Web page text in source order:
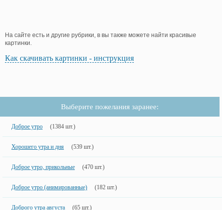
На сайте есть и другие рубрики, в вы также можете найти красивые
картинки.
Как скачивать картинки - инструкция
Выберите пожелания заранее:
Доброе утро (1384 шт.)
Хорошего утра и дня (539 шт.)
Доброе утро, прикольные (470 шт.)
Доброе утро (анимированные) (182 шт.)
Доброго утра августа (65 шт.)